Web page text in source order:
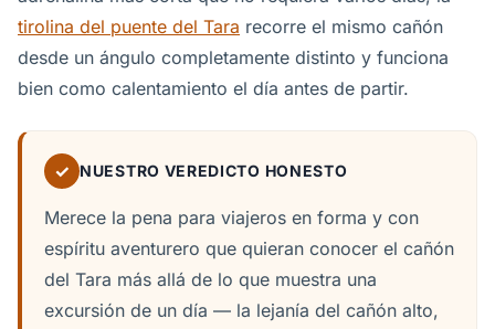
tirolina del puente del Tara recorre el mismo cañón
desde un ángulo completamente distinto y funciona
bien como calentamiento el día antes de partir.
✓ NUESTRO VEREDICTO HONESTO
Merece la pena para viajeros en forma y con
espíritu aventurero que quieran conocer el cañón
del Tara más allá de lo que muestra una
excursión de un día — la lejanía del cañón alto,